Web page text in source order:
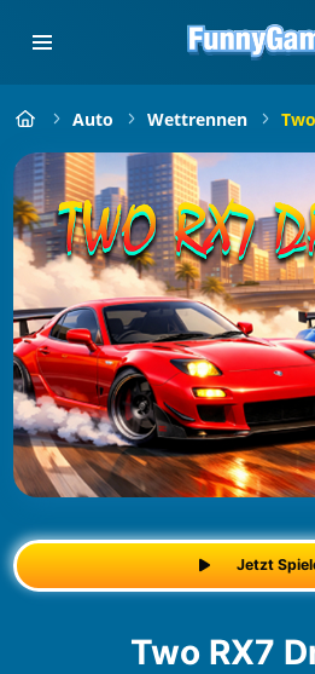
Auto Wettrennen
Jetzt
Two RX7